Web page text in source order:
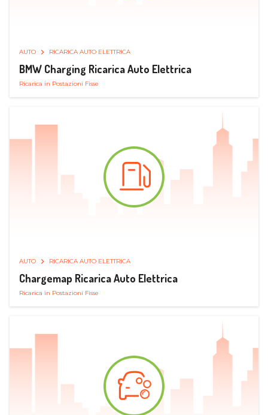
AUTO RICARICA AUTO ELETTRICA
BMW Charging Ricarica Auto Elettrica
Ricarica in Postazioni Fisse
AUTO RICARICA AUTO ELETTRICA
Chargemap Ricarica Auto Elettrica
Ricarica in Postazioni Fisse